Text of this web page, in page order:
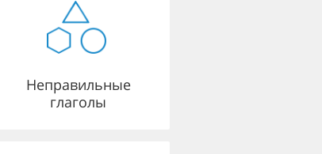
Неправильные
глаголы